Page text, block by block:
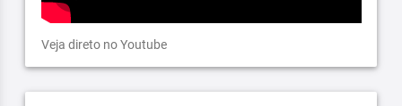
Veja direto no Youtube